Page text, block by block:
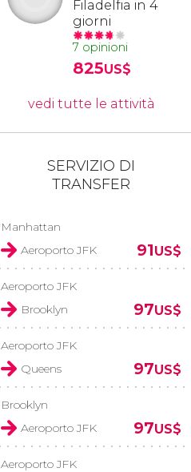
Filadelfia in 4
giorni
7 opinioni
825US$
vedi tutte le attività
SERVIZIO DI
TRANSFER
Manhattan
Aeroporto JFK
91US$
Aeroporto JFK
Brooklyn
97US$
Aeroporto JFK
Queens
97US$
Brooklyn
Aeroporto JFK
97US$
Aeroporto JFK